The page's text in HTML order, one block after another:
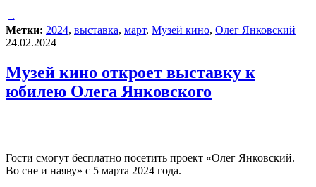
→
Метки: 2024, выставка, март, Музей кино, Олег Янковский
24.02.2024
Музей кино откроет выставку к
юбилею Олега Янковского
Гости смогут бесплатно посетить проект «Олег Янковский.
Во сне и наяву» с 5 марта 2024 года.